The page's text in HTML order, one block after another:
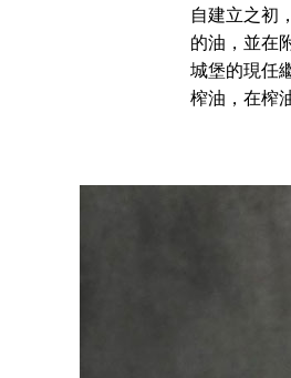
自建立之初
的油，並在
城堡的現任
榨油，在榨